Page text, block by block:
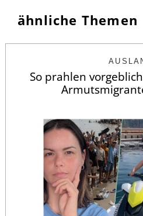
ähnliche Themen
So prahlen